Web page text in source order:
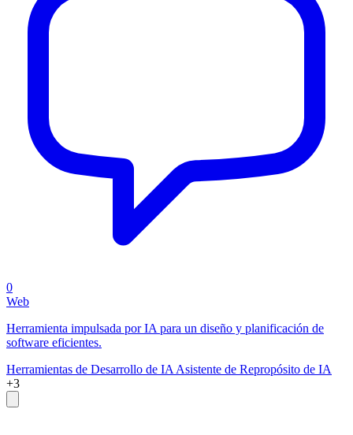
0
Web
Herramienta impulsada por IA para un diseño y planificación de
software eficientes.
Herramientas de Desarrollo de IA Asistente de Repropósito de IA
+3